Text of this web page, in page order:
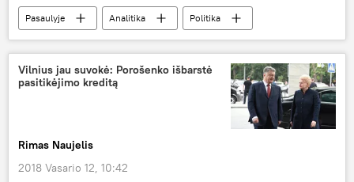
Pasaulyje Analitika
Politika
Rusija
Iskander
Vilnius jau suvokė: Porošenko išbarstė
pasitikėjimo kreditą
Rimas Naujelis
2018 Vasario 12, 10:42